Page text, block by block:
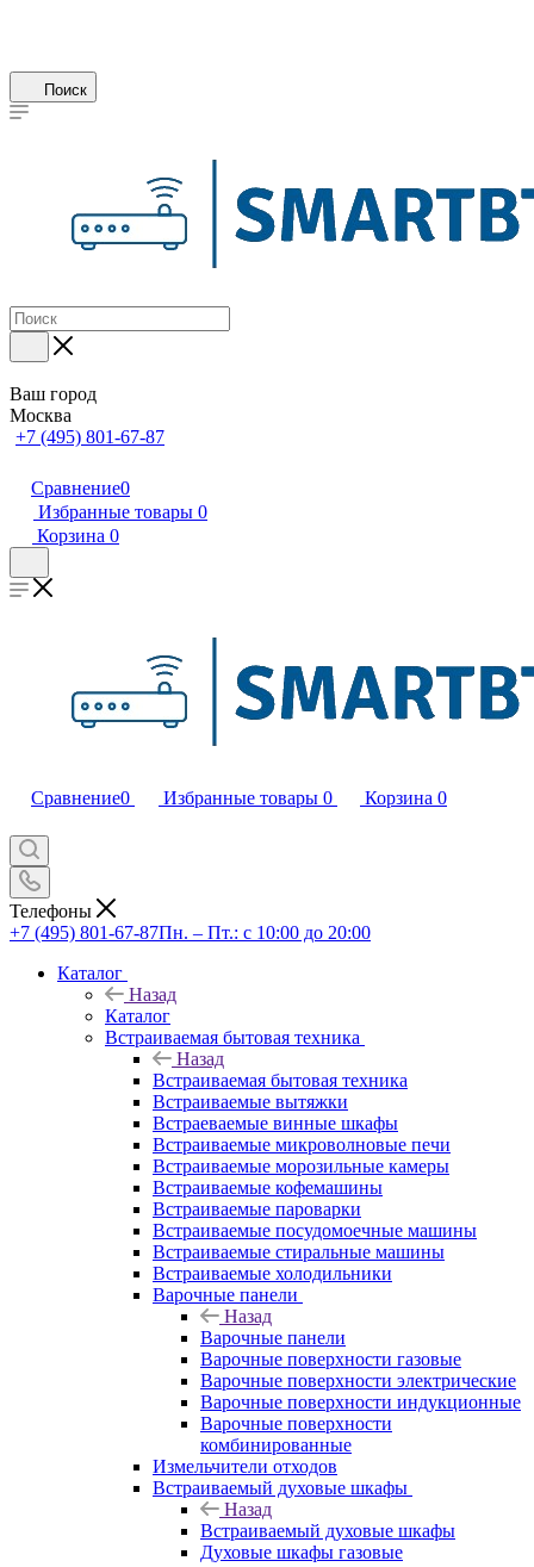
Поиск
Ваш город
Москва
+7 (495) 801-67-87
Сравнение0
Избранные товары 0
Корзина 0
Сравнение0 Избранные товары 0 Корзина 0
Телефоны
+7 (495) 801-67-87Пн. – Пт.: с 10:00 до 20:00
Каталог
Назад
Каталог
Встраиваемая бытовая техника
Назад
Встраиваемая бытовая техника
Встраиваемые вытяжки
Встраеваемые винные шкафы
Встраиваемые микроволновые печи
Встраиваемые морозильные камеры
Встраиваемые кофемашины
Встраиваемые пароварки
Встраиваемые посудомоечные машины
Встраиваемые стиральные машины
Встраиваемые холодильники
Варочные панели
Назад
Варочные панели
Варочные поверхности газовые
Варочные поверхности электрические
Варочные поверхности индукционные
Варочные поверхности
комбинированные
Измельчители отходов
Встраиваемый духовые шкафы
Назад
Встраиваемый духовые шкафы
Духовые шкафы газовые